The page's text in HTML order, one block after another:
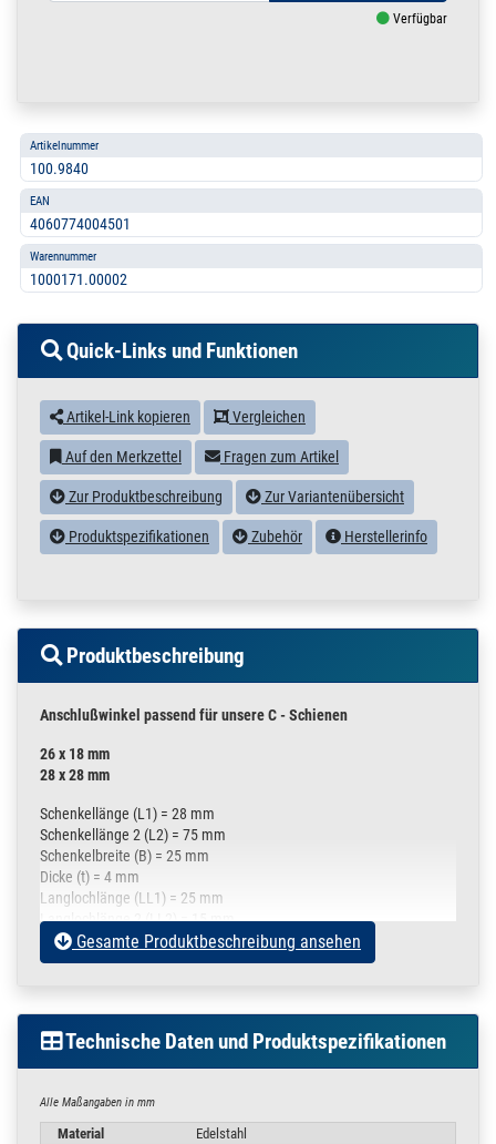
Verfügbar
Artikelnummer
100.9840
EAN
4060774004501
Warennummer
1000171.00002
Quick-Links und Funktionen
Artikel-Link kopieren Vergleichen
Auf den Merkzettel Fragen zum Artikel
Zur Produktbeschreibung Zur Variantenübersicht
Produktspezifikationen Zubehör Herstellerinfo
Produktbeschreibung
Anschlußwinkel passend für unsere C - Schienen
26 x 18 mm
28 x 28 mm
Schenkellänge (L1) = 28 mm
Schenkellänge 2 (L2) = 75 mm
Schenkelbreite (B) = 25 mm
Dicke (t) = 4 mm
Langlochlänge (LL1) = 25 mm
Langlochlänge 2 (LL2) = 15 mm
Langlochbreite (LB1) = 9 mm
Langlochbreite 2 (LB2) = 9 mm
Gewicht : 51 g
Anwendungsgebiet
Gesamte Produktbeschreibung ansehen
Technische Daten und Produktspezifikationen
Alle Maßangaben in mm
Material
Edelstahl